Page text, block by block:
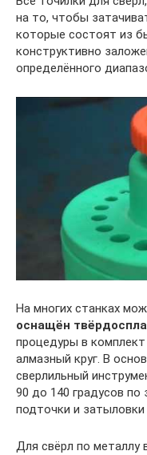
на то, чтобы
которые состоят из
конструктивно
определённого
На многих станках
оснащён
процедуры в
алмазный круг. В
сверлильный
90 до 140 градусов по
подточки и
Для свёрл по металлу